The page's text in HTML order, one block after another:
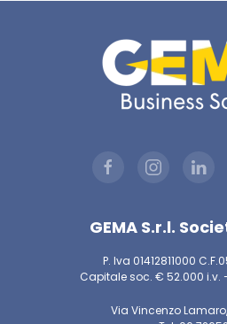
GEMA S.r.l.
P. Iva 01412811000
Capitale soc. € 52.000 i.v.
Via Vincenzo